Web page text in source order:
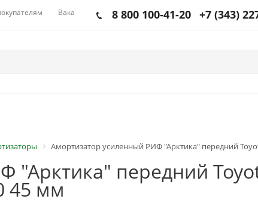
Вакансии 8 800 100-41-20 +7 (343)
Амортизатор усиленный РИФ "Арктика" передний
"Арктика" передний
45 мм